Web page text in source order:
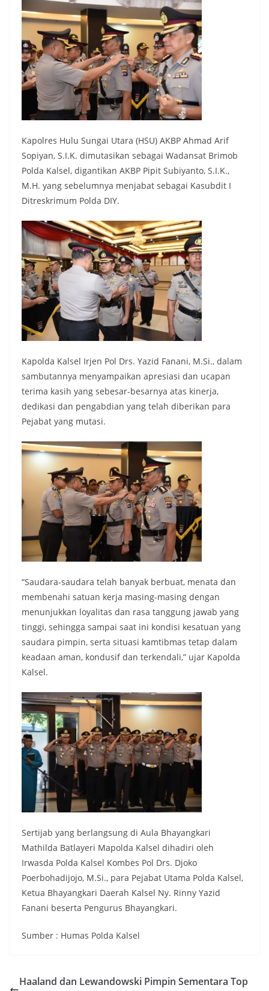
Kapolres Hulu Sungai Utara (HSU) AKBP Ahmad Arif
Sopiyan, S.I.K. dimutasikan sebagai Wadansat Brimob
Polda Kalsel, digantikan AKBP Pipit Subiyanto, S.I.K.,
M.H. yang sebelumnya menjabat sebagai Kasubdit I
Ditreskrimum Polda DIY.
Kapolda Kalsel Irjen Pol Drs. Yazid Fanani, M.Si., dalam
sambutannya menyampaikan apresiasi dan ucapan
terima kasih yang sebesar-besarnya atas kinerja,
dedikasi dan pengabdian yang telah diberikan para
Pejabat yang mutasi.
“Saudara-saudara telah banyak berbuat, menata dan
membenahi satuan kerja masing-masing dengan
menunjukkan loyalitas dan rasa tanggung jawab yang
tinggi, sehingga sampai saat ini kondisi kesatuan yang
saudara pimpin, serta situasi kamtibmas tetap dalam
keadaan aman, kondusif dan terkendali,” ujar Kapolda
Kalsel.
Sertijab yang berlangsung di Aula Bhayangkari
Mathilda Batlayeri Mapolda Kalsel dihadiri oleh
Irwasda Polda Kalsel Kombes Pol Drs. Djoko
Poerbohadijojo, M.Si., para Pejabat Utama Polda Kalsel,
Ketua Bhayangkari Daerah Kalsel Ny. Rinny Yazid
Fanani beserta Pengurus Bhayangkari.
Sumber : Humas Polda Kalsel
Haaland dan Lewandowski Pimpin Sementara Top